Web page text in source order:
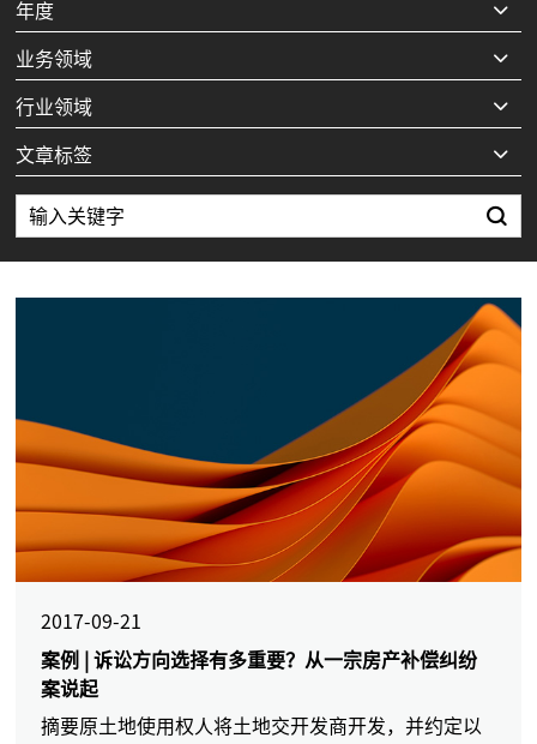
年度
业务领域
行业领域
文章标签
2017-09-21
案例 | 诉讼方向选择有多重要？从一宗房产补偿纠纷
案说起
摘要原土地使用权人将土地交开发商开发，并约定以